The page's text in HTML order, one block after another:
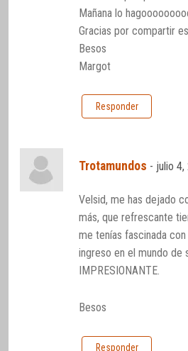
Mañana lo
Gracias por compartir
Besos
Margot
Responder
Trotamundos - julio 4,
Velsid, me has dejado
más, que refrescante
me tenías fascinada
ingreso en el mundo de
IMPRESIONANTE.
Besos
Responder